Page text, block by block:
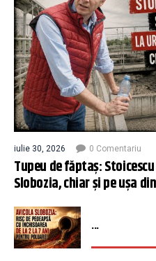
iulie 30, 2026 0 Comentariu
Tupeu de făptaș:
Slobozia, chiar și pe ușa
...